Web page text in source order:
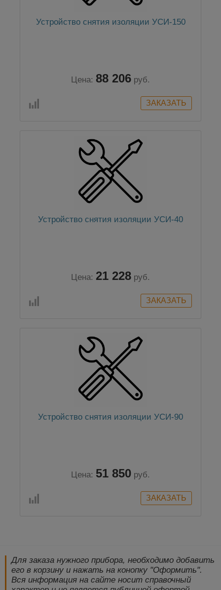
Устройство снятия изоляции УСИ-150
Цена: 88 206 руб.
Устройство снятия изоляции УСИ-40
Цена: 21 228 руб.
Устройство снятия изоляции УСИ-90
Цена: 51 850 руб.
Для заказа нужного прибора, необходимо добавить
его в корзину и нажать на конопку "Оформить".
Вся информация на сайте носит справочный